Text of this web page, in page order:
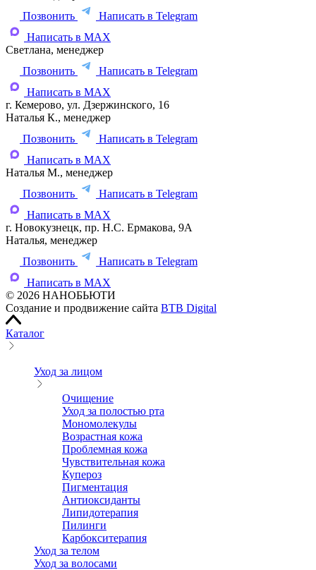
Позвонить
Написать в Telegram
Написать в MAX
Светлана, менеджер
Позвонить
Написать в Telegram
Написать в MAX
г. Кемерово, ул. Дзержинского, 16
Наталья К., менеджер
Позвонить
Написать в Telegram
Написать в MAX
Наталья М., менеджер
Позвонить
Написать в Telegram
Написать в MAX
г. Новокузнецк, пр. Н.С. Ермакова, 9А
Наталья, менеджер
Позвонить
Написать в Telegram
Написать в MAX
© 2026 НАНОБЬЮТИ
Создание и продвижение сайта BTB Digital
Каталог
Уход за лицом
Очищение
Уход за полостью рта
Мономолекулы
Возрастная кожа
Проблемная кожа
Чувствительная кожа
Купероз
Пигментация
Антиоксиданты
Липидотерапия
Пилинги
Карбокситерапия
Уход за телом
Уход за волосами